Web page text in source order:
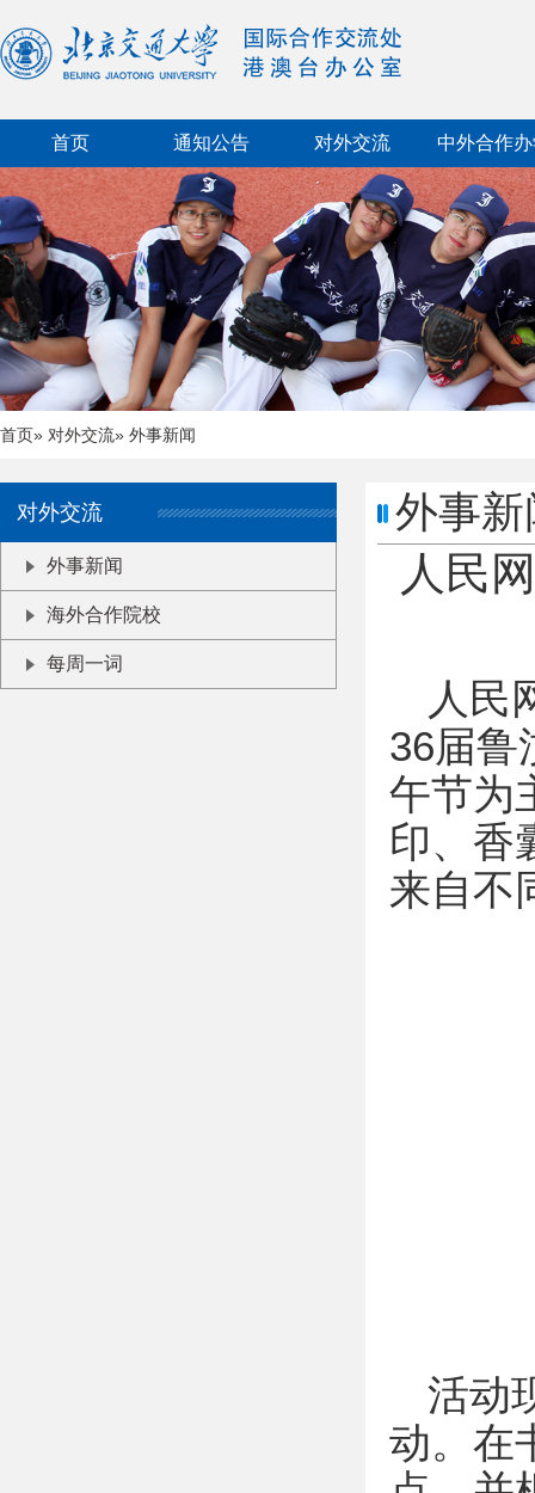
首页 通知公告 对外交流 中外合作
首页» 对外交流» 外事新闻
对外交流
外事新闻
海外合作院校
每周一词
外事新
人民
人民
36届鲁
午节为
印、香
来自不
活动
动。在